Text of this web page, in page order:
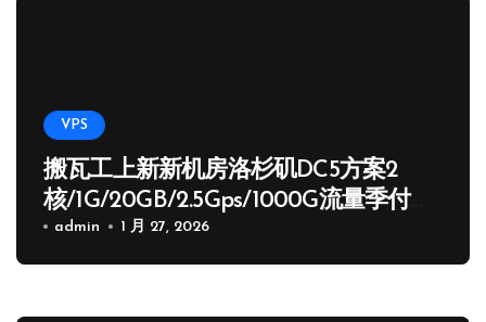
VPS
搬瓦工上新新机房洛杉矶DC5方案2
核/1G/20GB/2.5Gps/1000G流量季付
65.89 USD
admin 1 月 27, 2026